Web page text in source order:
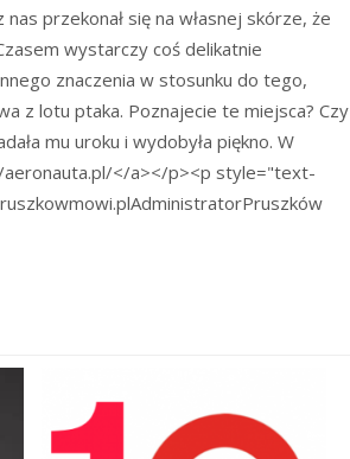
przekonał się na własnej skórze, że
wystarczy coś delikatnie
znaczenia w stosunku do tego,
z lotu ptaka. Poznajecie te miejsca? Czy
mu uroku i wydobyła piękno. W
</a></p><p style="text-
AdministratorPruszków